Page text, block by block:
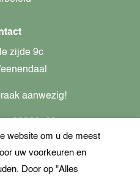
zijde 9c
aanwezig!
website om u de meest
uw voorkeuren en
Door op "Alles